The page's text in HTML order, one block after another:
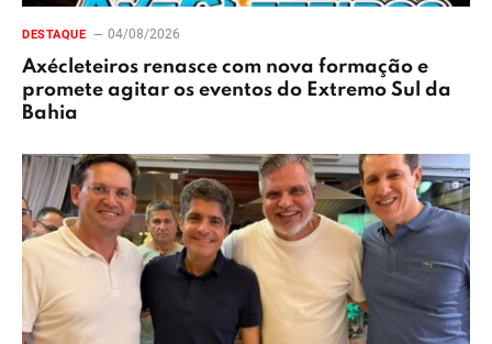
DESTAQUE 04/08/2026
Axécleteiros renasce com nova formação e
promete agitar os eventos do Extremo Sul da
Bahia